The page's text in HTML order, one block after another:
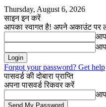
Thursday, August 6, 2026
साइन इन करें
आपका स्वागत है! अपने अकाउंट पर
Forgot your password? Get help
पासवर्ड की दोबारा प्राप्ति
अपना पासवर्ड रिकवर करें